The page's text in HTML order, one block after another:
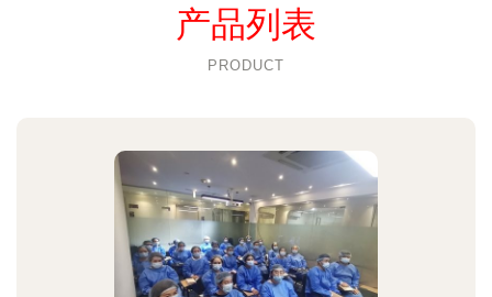
产品列表
PRODUCT